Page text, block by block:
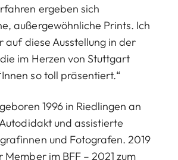
ergeben sich
außergewöhnliche Prints. Ich
auf diese Ausstellung in der
im Herzen von Stuttgart
so toll präsentiert.“
1996 in Riedlingen an
und assistierte
und Fotografen. 2019
Member im BFF – 2021 zum